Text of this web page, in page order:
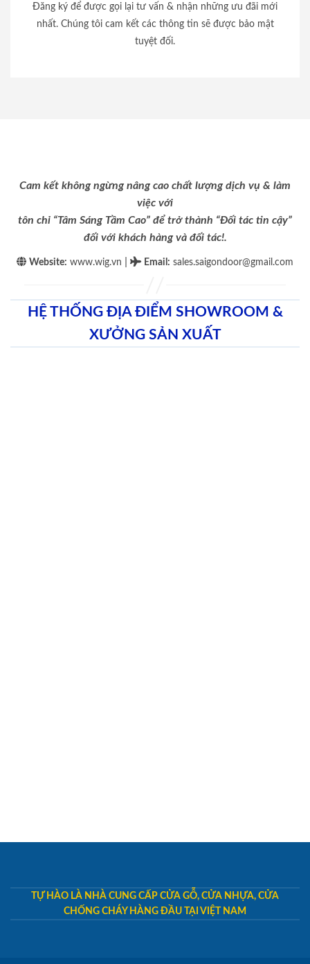
Đăng ký để được gọi lại tư vấn & nhận những ưu đãi mới
nhất. Chúng tôi cam kết các thông tin sẽ được bảo mật
tuyệt đối.
Cam kết không ngừng nâng cao chất lượng dịch vụ & làm
việc với
tôn chỉ “Tâm Sáng Tầm Cao” để trở thành “Đối tác tin cậy”
đối với khách hàng và đối tác!.
Website: www.wig.vn Email : sales.saigondoor@gmail.com
HỆ THỐNG ĐỊA ĐIỂM SHOWROOM &
XƯỞNG SẢN XUẤT
TỰ HÀO LÀ NHÀ CUNG CẤP CỬA GỖ, CỬA NHỰA, CỬA
CHỐNG CHÁY HÀNG ĐẦU TẠI VIỆT NAM